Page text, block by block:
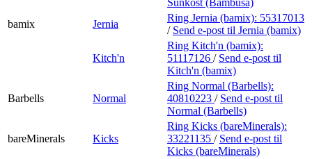
bamix
Jernia
Ring Jernia (bamix): 55317013
/ Send e-post til Jernia (bamix)
Kitch'n
Ring Kitch'n (bamix):
51117126 / Send e-post til
Kitch'n (bamix)
Barbells Normal
Ring Normal (Barbells):
40810223 / Send e-post til
Normal (Barbells)
bareMinerals Kicks
Ring Kicks (bareMinerals):
33221135 / Send e-post til
Kicks (bareMinerals)